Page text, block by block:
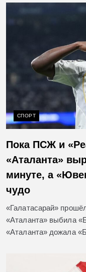
СПОРТ
Пока ПСЖ и
«Аталанта»
минуте, а
чудо
«Галатасарай»
«Аталанта» выбила
«Аталанта» дожала